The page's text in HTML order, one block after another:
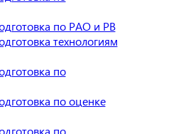
по РАО и РВ
технологиям
по
по оценке
по